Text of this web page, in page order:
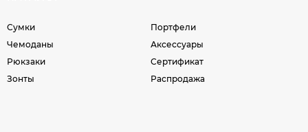
Сумки
Чемоданы
Рюкзаки
Зонты
Портфели
Аксессуары
Сертификат
Распродажа